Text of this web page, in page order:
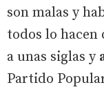
son malas y
todos lo hacen
a unas siglas y
Partido